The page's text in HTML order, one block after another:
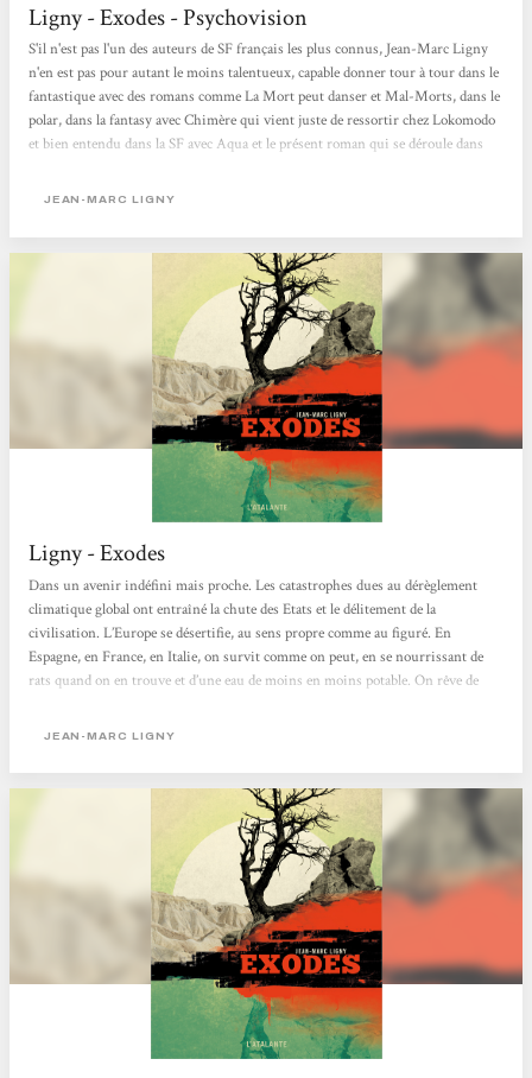
Ligny - Exodes - Psychovision
S'il n'est pas l'un des auteurs de SF français les plus connus, Jean-Marc Ligny
n'en est pas pour autant le moins talentueux, capable donner tour à tour dans le
fantastique avec des romans comme La Mort peut danser et Mal-Morts, dans le
polar, dans la fantasy avec Chimère qui vient juste de ressortir chez Lokomodo
et bien entendu dans la SF avec Aqua et le présent roman qui se déroule dans
portraits, Jean-Marc Ligny dresse le portrait d'un futur peu enthousiasmant où
propre...
JEAN-MARC LIGNY
Ligny - Exodes
Dans un avenir indéfini mais proche. Les catastrophes dues au dérèglement
climatique global ont entraîné la chute des Etats et le délitement de la
civilisation. L’Europe se désertifie, au sens propre comme au figuré. En
Espagne, en France, en Italie, on survit comme on peut, en se nourrissant de
rats quand on en trouve et d’une eau de moins en moins potable. On rêve de
les îles Lofoten, en Norvège, la pêche est de plus en plus pauvre et l’afflux
JEAN-MARC LIGNY